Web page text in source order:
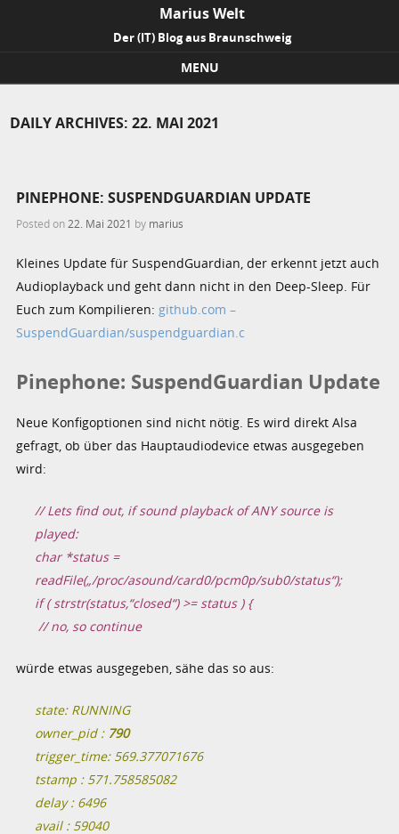
Marius Welt
Der (IT) Blog aus Braunschweig
MENU
DAILY ARCHIVES:22. MAI 2021
PINEPHONE: SUSPENDGUARDIAN UPDATE
Posted on 22. Mai 2021 by marius
Kleines Update für SuspendGuardian, der erkennt jetzt auch
Audioplayback und geht dann nicht in den Deep-Sleep. Für
Euch zum Kompilieren: github.com –
SuspendGuardian/suspendguardian.c
Pinephone: SuspendGuardian Update
Neue Konfigoptionen sind nicht nötig. Es wird direkt Alsa
gefragt, ob über das Hauptaudiodevice etwas ausgegeben
wird:
// Lets find out, if sound playback of ANY source is
played:
char *status =
readFile(„/proc/asound/card0/pcm0p/sub0/status“);
if ( strstr(status,“closed“) >= status ) {
// no, so continue
würde etwas ausgegeben, sähe das so aus:
state: RUNNING
owner_pid : 790
trigger_time: 569.377071676
tstamp : 571.758585082
delay : 6496
avail : 59040